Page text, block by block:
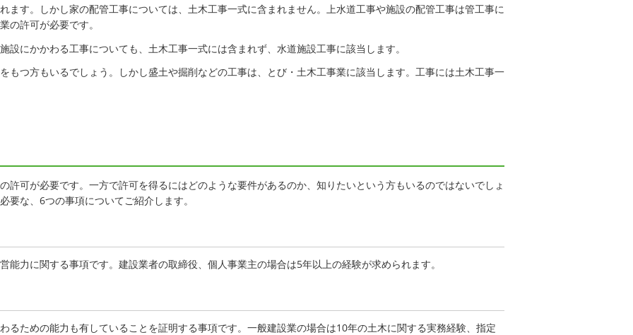
ます。しかし家の配管工事については、土木工事一式に含まれません。上水道工事や施設の配管工事は管工事に
の許可が必要です。
設にかかわる工事についても、土木工事一式には含まれず、水道施設工事に該当します。
もつ方もいるでしょう。しかし盛土や掘削などの工事は、とび・土木工事業に該当します。工事には土木工事一
許可が必要です。一方で許可を得るにはどのような要件があるのか、知りたいという方もいるのではないでしょ
要な、6つの事項についてご紹介します。
能力に関する事項です。建設業者の取締役、個人事業主の場合は5年以上の経験が求められます。
るための能力も有していることを証明する事項です。一般建設業の場合は10年の土木に関する実務経験、指定